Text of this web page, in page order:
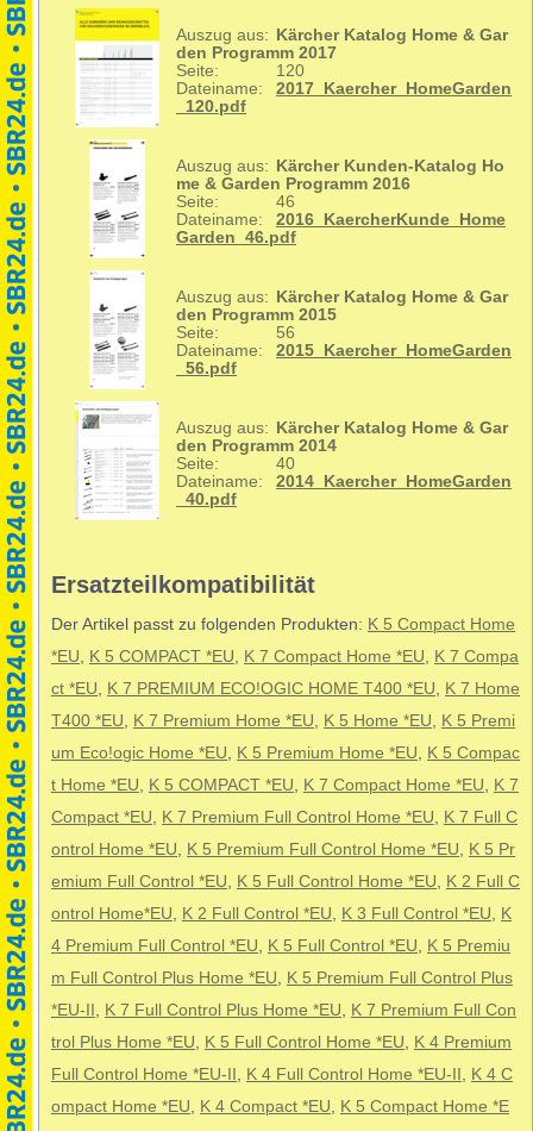
Auszug aus:
Kärcher Katalog Home & Gar
den Programm 2017
Seite:
120
Dateiname:
2017_Kaercher_HomeGarden
_120.pdf
Auszug aus:
Kärcher Kunden-Katalog Ho
me & Garden Programm 2016
Seite:
46
Dateiname:
2016_KaercherKunde_Home
Garden_46.pdf
Auszug aus:
Kärcher Katalog Home & Gar
den Programm 2015
Seite:
56
Dateiname:
2015_Kaercher_HomeGarden
_56.pdf
Auszug aus:
Kärcher Katalog Home & Gar
den Programm 2014
Seite:
40
Dateiname:
2014_Kaercher_HomeGarden
_40.pdf
Ersatzteilkompatibilität
Der Artikel passt zu folgenden Produkten: K 5 Compact Home
*EU
K 5 COMPACT *EU K 7 Compact Home *EU
K 7 Compa
ct *EU
K 7 PREMIUM ECO!OGIC HOME T400 *EU
K 7 Home
T400 *EU
K 7 Premium Home *EU K 5 Home *EU
K 5 Premi
um Eco!ogic Home *EU
K 5 Premium Home *EU
K 5 Compac
t Home *EU
K 5 COMPACT *EU K 7 Compact Home *EU
K 7
Compact *EU
K 7 Premium Full Control Home *EU
K 7 Full C
ontrol Home *EU
K 5 Premium Full Control Home *EU
K 5 Pr
emium Full Control *EU
K 5 Full Control Home *EU
K 2 Full C
ontrol Home*EU
K 2 Full Control *EU K 3 Full Control *EU
K
4 Premium Full Control *EU
K 5 Full Control *EU
K 5 Premiu
m Full Control Plus Home *EU
K 5 Premium Full Control Plus
*EU-II
K 7 Full Control Plus Home *EU
K 7 Premium Full Con
trol Plus Home *EU
K 5 Full Control Home *EU
K 4 Premium
Full Control Home *EU-II
K 4 Full Control Home *EU-II
K 4 C
ompact Home *EU
K 4 Compact *EU
K 5 Compact Home *E